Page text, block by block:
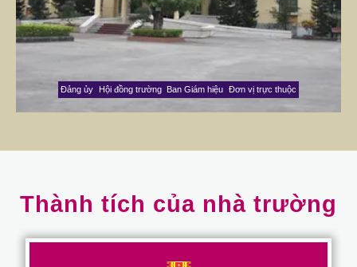
Đảng ủy Hội đồng trường Ban Giám hiệu Đơn vị trực thuộc
Thành tích của nhà trường